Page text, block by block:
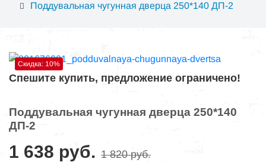
Поддувальная чугунная дверца 250*140 ДП-2
Скидка: 10%
Спешите купить, предложение ограничено!
Поддувальная чугунная дверца 250*140
ДП-2
1 638 руб. 1 820 руб.